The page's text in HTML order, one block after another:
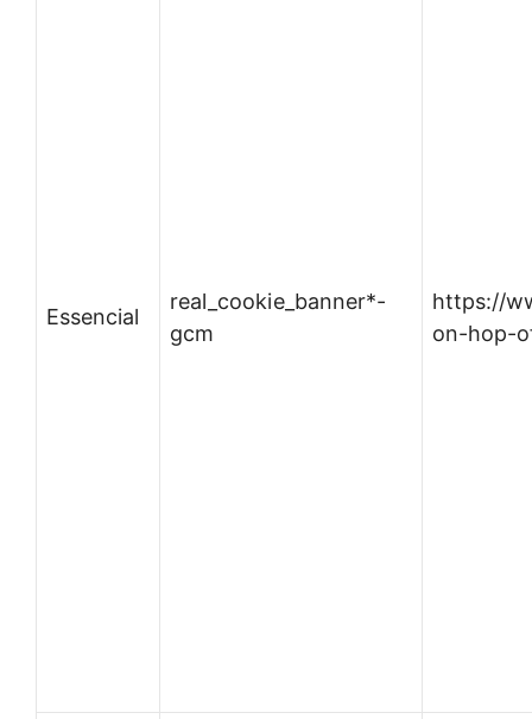
Essencial
real_cookie_banner*-
gcm
https://
on-hop-